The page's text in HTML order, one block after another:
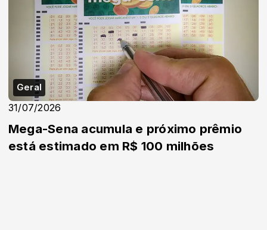
Geral
31/07/2026
Mega-Sena acumula e próximo prêmio
está estimado em R$ 100 milhões